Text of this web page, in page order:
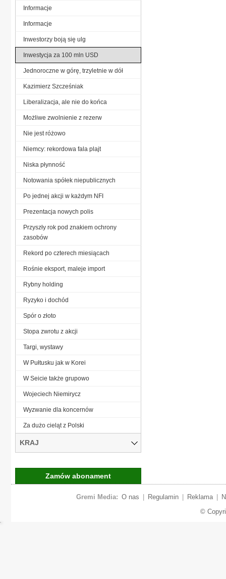
Informacje
Informacje
Inwestorzy boją się ulg
Inwestycja za 100 mln USD
Jednoroczne w górę, trzyletnie w dół
Kazimierz Szcześniak
Liberalizacja, ale nie do końca
Możliwe zwolnienie z rezerw
Nie jest różowo
Niemcy: rekordowa fala plajt
Niska płynność
Notowania spółek niepublicznych
Po jednej akcji w każdym NFI
Prezentacja nowych polis
Przyszły rok pod znakiem ochrony
zasobów
Rekord po czterech miesiącach
Rośnie eksport, maleje import
Rybny holding
Ryzyko i dochód
Spór o złoto
Stopa zwrotu z akcji
Targi, wystawy
W Pułtusku jak w Korei
W Seicie także grupowo
Wojeciech Niemirycz
Wyzwanie dla koncernów
Za dużo cieląt z Polski
KRAJ
Zamów abonament
Gremi Media: O nas Regulamin Reklama
©